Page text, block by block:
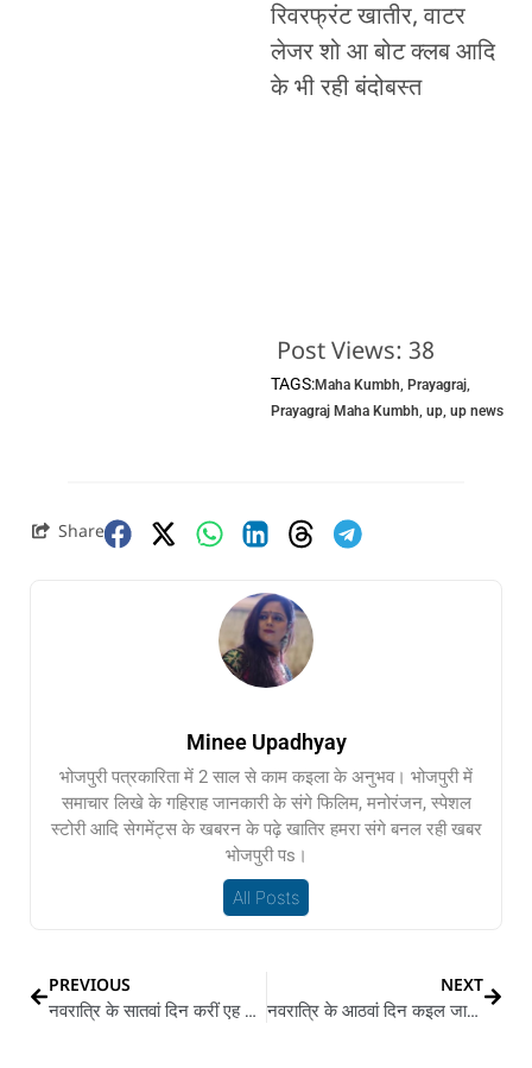
रिवरफ्रंट खातीर, वाटर
लेजर शो आ बोट क्लब आदि
के भी रही बंदोबस्त
Post Views: 38
TAGS:Maha Kumbh, Prayagraj,
Prayagraj Maha Kumbh, up, up news
Share
Minee Upadhyay
भोजपुरी पत्रकारिता में 2 साल से काम कइला के अनुभव। भोजपुरी में
समाचार लिखे के गहिराह जानकारी के संगे फिलिम, मनोरंजन, स्पेशल
स्टोरी आदि सेगमेंट्स के खबरन के पढ़े खातिर हमरा संगे बनल रही खबर
भोजपुरी पs।
All Posts
PREVIOUS
नवरात्रि के सातवां दिन करीं एह मंत्र के जाप, बरसी माता कालरात्रि के कृपा, भय से मिली मुक्ति
NEXT
नवरात्रि के आठवां दिन कइल जाला मां महागौरी के पूजन, जानीं माई के स्वरूप, भोग आ मंत्र